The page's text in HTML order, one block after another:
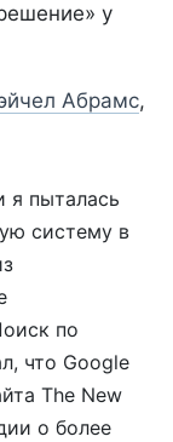
у
Абрамс,
я пыталась
систему в
по
что Google
The New
о более